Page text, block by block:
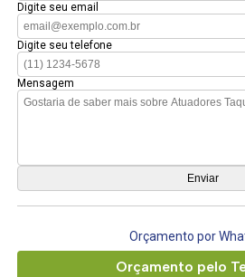
Digite seu email
Digite seu telefone
Mensagem
Orçamento por
Orçamento pelo